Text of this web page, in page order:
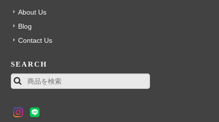
About Us
Blog
Contact Us
SEARCH